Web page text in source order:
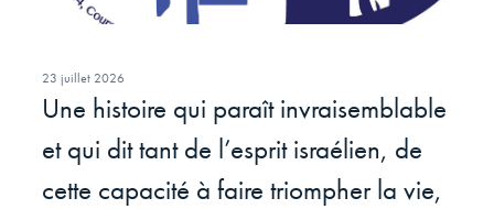
23 juillet 2026
Une histoire qui paraît invraisemblable
et qui dit tant de l’esprit israélien, de
cette capacité à faire triompher la vie,